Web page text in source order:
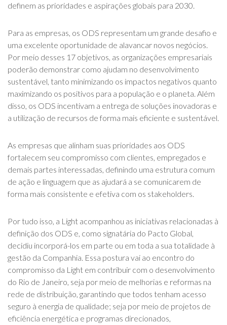
definem as prioridades e aspirações globais para 2030.
Para as empresas, os ODS representam um grande desafio e
uma excelente oportunidade de alavancar novos negócios.
Por meio desses 17 objetivos, as organizações empresariais
poderão demonstrar como ajudam no desenvolvimento
sustentável, tanto minimizando os impactos negativos quanto
maximizando os positivos para a população e o planeta. Além
disso, os ODS incentivam a entrega de soluções inovadoras e
a utilização de recursos de forma mais eficiente e sustentável.
As empresas que alinham suas prioridades aos ODS
fortalecem seu compromisso com clientes, empregados e
demais partes interessadas, definindo uma estrutura comum
de ação e linguagem que as ajudará a se comunicarem de
forma mais consistente e efetiva com os stakeholders.
Por tudo isso, a Light acompanhou as iniciativas relacionadas à
definição dos ODS e, como signatária do Pacto Global,
decidiu incorporá-los em parte ou em toda a sua totalidade à
gestão da Companhia. Essa postura vai ao encontro do
compromisso da Light em contribuir com o desenvolvimento
do Rio de Janeiro, seja por meio de melhorias e reformas na
rede de distribuição, garantindo que todos tenham acesso
seguro à energia de qualidade; seja por meio de projetos de
eficiência energética e programas direcionados,